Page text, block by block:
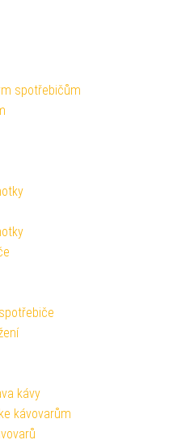
spotřebičům
kávy
kávovarům